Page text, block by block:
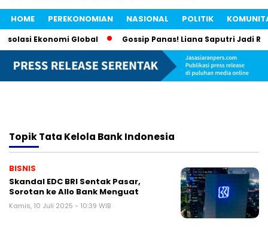
HOME PEREKONOMIAN NASIONAL POLITIK
Ekonomi Global Gossip Panas! Liana Saputri Jadi
TopikTata Kelola Bank Indonesia
BISNIS
Skandal EDC BRI Sentak Pasar,
Sorotan ke Allo Bank Menguat
Kamis, 10 Juli 2025 - 10:39 WIB